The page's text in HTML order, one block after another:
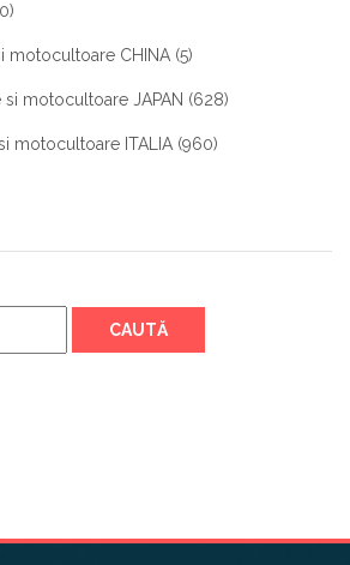
motocultoare CHINA (5)
si motocultoare JAPAN (628)
motocultoare ITALIA (960)
CAUTĂ